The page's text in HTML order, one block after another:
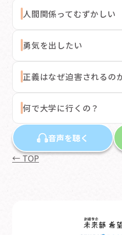
人間関係ってむずかしい
勇気を出したい
正義はなぜ迫害されるの
何で大学に行くの？
音声を聴く
← TOP